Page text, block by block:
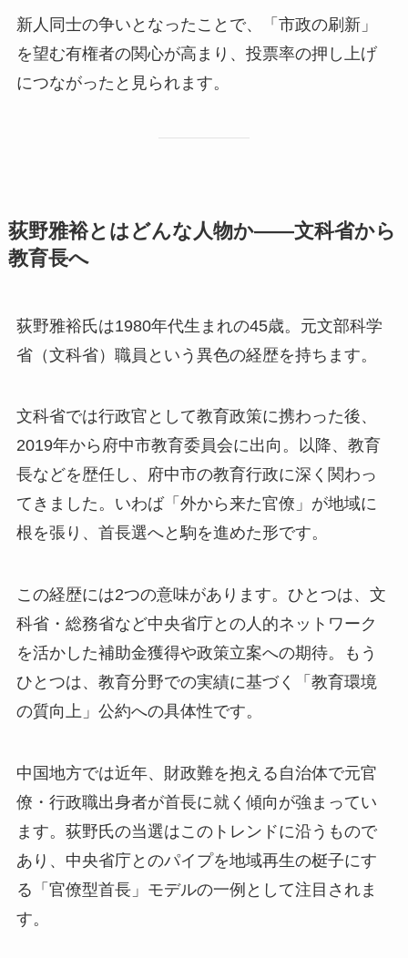
新人同士の争いとなったことで、「市政の刷新」
を望む有権者の関心が高まり、投票率の押し上げ
につながったと見られます。
荻野雅裕とはどんな人物か——文科省から
教育長へ
荻野雅裕氏は1980年代生まれの45歳。元文部科学
省（文科省）職員という異色の経歴を持ちます。
文科省では行政官として教育政策に携わった後、
2019年から府中市教育委員会に出向。以降、教育
長などを歴任し、府中市の教育行政に深く関わっ
てきました。いわば「外から来た官僚」が地域に
根を張り、首長選へと駒を進めた形です。
この経歴には2つの意味があります。ひとつは、文
科省・総務省など中央省庁との人的ネットワーク
を活かした補助金獲得や政策立案への期待。もう
ひとつは、教育分野での実績に基づく「教育環境
の質向上」公約への具体性です。
中国地方では近年、財政難を抱える自治体で元官
僚・行政職出身者が首長に就く傾向が強まってい
ます。荻野氏の当選はこのトレンドに沿うもので
あり、中央省庁とのパイプを地域再生の梃子にす
る「官僚型首長」モデルの一例として注目されま
す。